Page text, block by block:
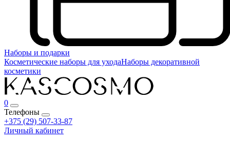
Наборы и подарки
Косметические наборы для уходаНаборы декоративной
косметики
0
Телефоны
+375 (29) 507-33-87
Личный кабинет